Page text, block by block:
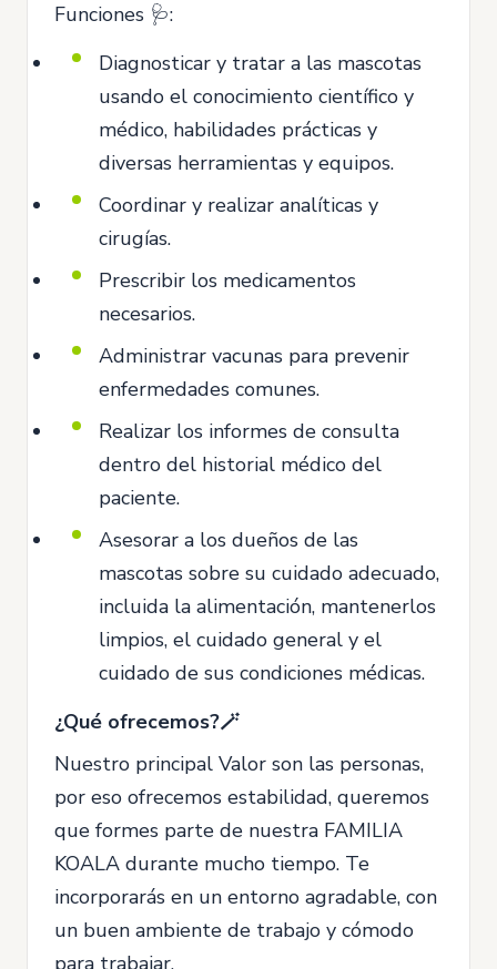
Funciones 🩺:
Diagnosticar y tratar a las mascotas
usando el conocimiento científico y
médico, habilidades prácticas y
diversas herramientas y equipos.
Coordinar y realizar analíticas y
cirugías.
Prescribir los medicamentos
necesarios.
Administrar vacunas para prevenir
enfermedades comunes.
Realizar los informes de consulta
dentro del historial médico del
paciente.
Asesorar a los dueños de las
mascotas sobre su cuidado adecuado,
incluida la alimentación, mantenerlos
limpios, el cuidado general y el
cuidado de sus condiciones médicas.
¿Qué ofrecemos?🪄
Nuestro principal Valor son las personas,
por eso ofrecemos estabilidad, queremos
que formes parte de nuestra FAMILIA
KOALA durante mucho tiempo. Te
incorporarás en un entorno agradable, con
un buen ambiente de trabajo y cómodo
para trabajar.